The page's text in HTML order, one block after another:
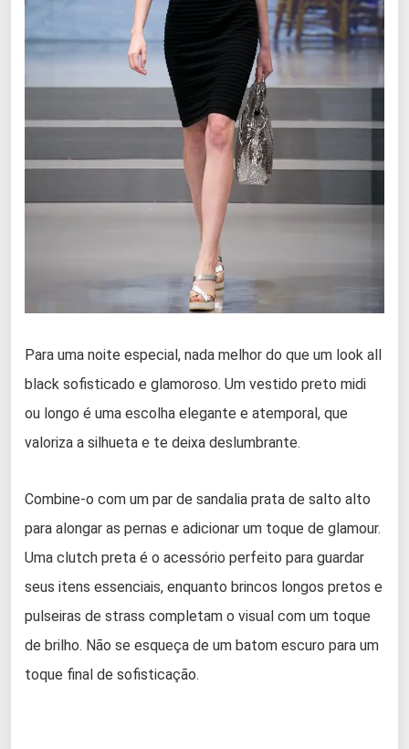
Para uma noite especial, nada melhor do que um look all
black sofisticado e glamoroso. Um vestido preto midi
ou longo é uma escolha elegante e atemporal, que
valoriza a silhueta e te deixa deslumbrante.
Combine-o com um par de sandalia prata de salto alto
para alongar as pernas e adicionar um toque de glamour.
Uma clutch preta é o acessório perfeito para guardar
seus itens essenciais, enquanto brincos longos pretos e
pulseiras de strass completam o visual com um toque
de brilho. Não se esqueça de um batom escuro para um
toque final de sofisticação.